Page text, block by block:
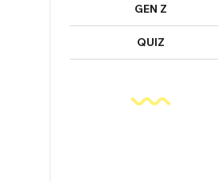
GEN Z
QUIZ